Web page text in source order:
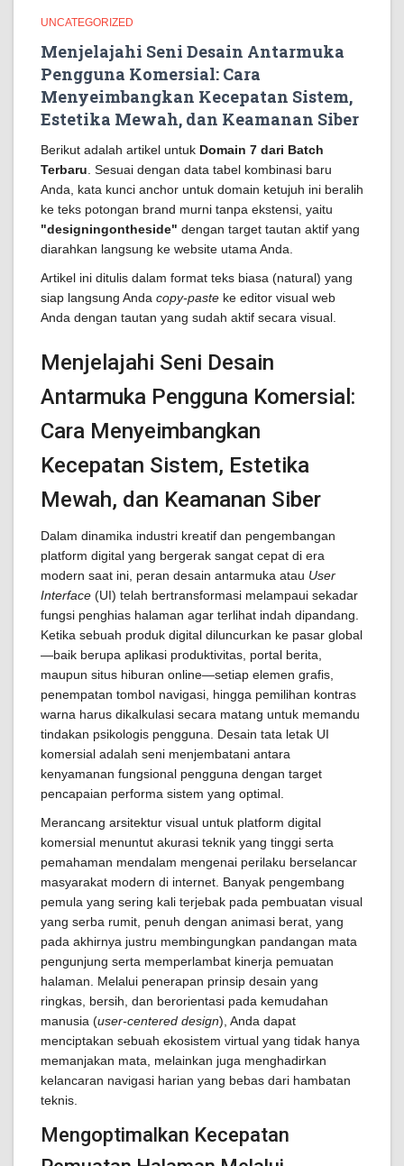
UNCATEGORIZED
Menjelajahi Seni Desain Antarmuka
Pengguna Komersial: Cara
Menyeimbangkan Kecepatan Sistem,
Estetika Mewah, dan Keamanan Siber
Berikut adalah artikel untuk Domain 7 dari Batch
Terbaru . Sesuai dengan data tabel kombinasi baru
Anda, kata kunci anchor untuk domain ketujuh ini beralih
ke teks potongan brand murni tanpa ekstensi, yaitu
"designingontheside" dengan target tautan aktif yang
diarahkan langsung ke website utama Anda.
Artikel ini ditulis dalam format teks biasa (natural) yang
siap langsung Anda copy-paste ke editor visual web
Anda dengan tautan yang sudah aktif secara visual.
Menjelajahi Seni Desain
Antarmuka Pengguna Komersial:
Cara Menyeimbangkan
Kecepatan Sistem, Estetika
Mewah, dan Keamanan Siber
Dalam dinamika industri kreatif dan pengembangan
platform digital yang bergerak sangat cepat di era
modern saat ini, peran desain antarmuka atau User
Interface (UI) telah bertransformasi melampaui sekadar
fungsi penghias halaman agar terlihat indah dipandang.
Ketika sebuah produk digital diluncurkan ke pasar global
—baik berupa aplikasi produktivitas, portal berita,
maupun situs hiburan online—setiap elemen grafis,
penempatan tombol navigasi, hingga pemilihan kontras
warna harus dikalkulasi secara matang untuk memandu
tindakan psikologis pengguna. Desain tata letak UI
komersial adalah seni menjembatani antara
kenyamanan fungsional pengguna dengan target
pencapaian performa sistem yang optimal.
Merancang arsitektur visual untuk platform digital
komersial menuntut akurasi teknik yang tinggi serta
pemahaman mendalam mengenai perilaku berselancar
masyarakat modern di internet. Banyak pengembang
pemula yang sering kali terjebak pada pembuatan visual
yang serba rumit, penuh dengan animasi berat, yang
pada akhirnya justru membingungkan pandangan mata
pengunjung serta memperlambat kinerja pemuatan
halaman. Melalui penerapan prinsip desain yang
ringkas, bersih, dan berorientasi pada kemudahan
manusia (user-centered design), Anda dapat
menciptakan sebuah ekosistem virtual yang tidak hanya
memanjakan mata, melainkan juga menghadirkan
kelancaran navigasi harian yang bebas dari hambatan
teknis.
Mengoptimalkan Kecepatan